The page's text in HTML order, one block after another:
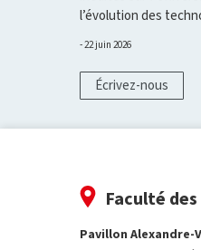
l’évolution des
22 juin 2026
Écrivez-nous
Faculté
Pavillon Alexandre-